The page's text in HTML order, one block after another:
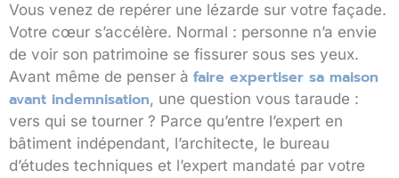
Vous venez de repérer une lézarde sur votre façade.
Votre cœur s’accélère. Normal : personne n’a envie
de voir son patrimoine se fissurer sous ses yeux.
Avant même de penser à faire expertiser sa maison
avant indemnisation, une question vous taraude :
vers qui se tourner ? Parce qu’entre l’expert en
bâtiment indépendant, l’architecte, le bureau
d’études techniques et l’expert mandaté par votre